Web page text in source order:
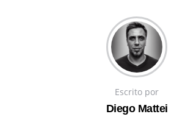
Escrito por
Diego Mattei